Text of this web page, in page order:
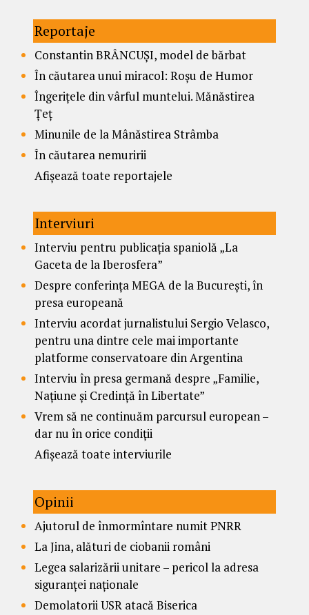
Reportaje
Constantin BRÂNCUȘI, model de bărbat
În căutarea unui miracol: Roșu de Humor
Îngerițele din vârful muntelui. Mănăstirea
Țeț
Minunile de la Mânăstirea Strâmba
În căutarea nemuririi
Afișează toate reportajele
Interviuri
Interviu pentru publicația spaniolă „La
Gaceta de la Iberosfera”
Despre conferința MEGA de la București, în
presa europeană
Interviu acordat jurnalistului Sergio Velasco,
pentru una dintre cele mai importante
platforme conservatoare din Argentina
Interviu în presa germană despre „Familie,
Națiune și Credință în Libertate”
Vrem să ne continuăm parcursul european –
dar nu în orice condiții
Afișează toate interviurile
Opinii
Ajutorul de înmormîntare numit PNRR
La Jina, alături de ciobanii români
Legea salarizării unitare – pericol la adresa
siguranței naționale
Demolatorii USR atacă Biserica